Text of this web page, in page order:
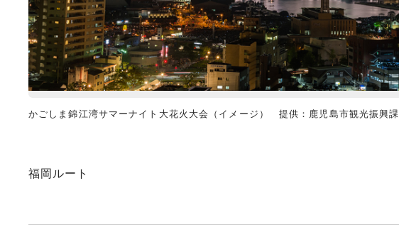
かごしま錦江湾サマーナイト大花火大会（イメージ） 提供：鹿児島市観光振興課
福岡ルート